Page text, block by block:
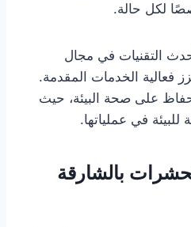
لكل حالة.
التقنيات في مجال
فعالية الخدمات المقدمة.
على صحة البيئة، حيث
في عملياتها.
بالشارقة